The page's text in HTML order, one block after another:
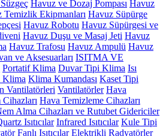
Havuz ve Dozaj Pompası Havuz
Temizlik Ekipmanları Havuz Süpürge
Havuz Robotu Havuz Süpürgesi ve
Havuz Duşu ve Masaj Jeti Havuz
Havuz Trafosu Havuz Ampulü Havuz
ve Aksesuarları ISITMA VE
Portatif Klima Duvar Tipi Klima Isı
Klima Klima Kumandası Kaset Tipi
Vantilatörleri Vantilatörler Hava
Hava Temizleme Cihazları
Alma Cihazları ve Rutubet Gidericiler
Isıtıcılar Infrared Isıtıcılar Kule Tipi
Fanlı Isıtıcılar Elektrikli Radyatörler